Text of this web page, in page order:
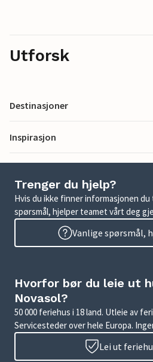
Utforsk
Destinasjoner
Inspirasjon
Trenger du hjelp?
Hvis du ikke finner informasjonen
spørsmål, hjelper teamet vårt deg
Vanlige spørsmål,
Hvorfor bør du leie ut
Novasol?
50 000 feriehus i 18 land. Utleie av
Servicesteder over hele Europa.
Lei ut